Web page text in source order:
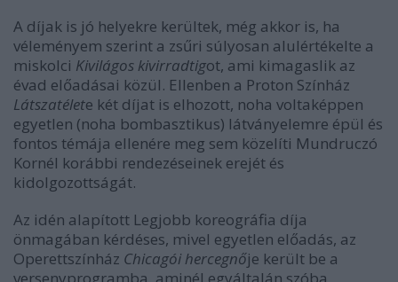
A díjak is jó helyekre kerültek, még akkor is, ha
véleményem szerint a zsűri súlyosan alulértékelte a
miskolci Kivilágos kivirradtigot, ami kimagaslik az
évad előadásai közül. Ellenben a Proton Színház
Látszatélete két díjat is elhozott, noha voltaképpen
egyetlen (noha bombasztikus) látványelemre épül és
fontos témája ellenére meg sem közelíti Mundruczó
Kornél korábbi rendezéseinek erejét és
kidolgozottságát.
Az idén alapított Legjobb koreográfia díja
önmagában kérdéses, mivel egyetlen előadás, az
Operettszínház Chicagói hercegnője került be a
versenyprogramba, aminél egyáltalán szóba